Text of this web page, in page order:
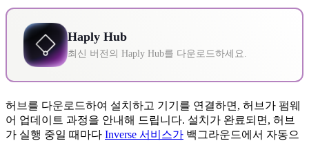
Haply Hub
최신 버전의 Haply Hub를 다운로드하세요.
허브를 다운로드하여 설치하고 기기를 연결하면, 허브가 펌웨
어 업데이트 과정을 안내해 드립니다. 설치가 완료되면, 허브
가 실행 중일 때마다 Inverse 서비스가 백그라운드에서 자동으